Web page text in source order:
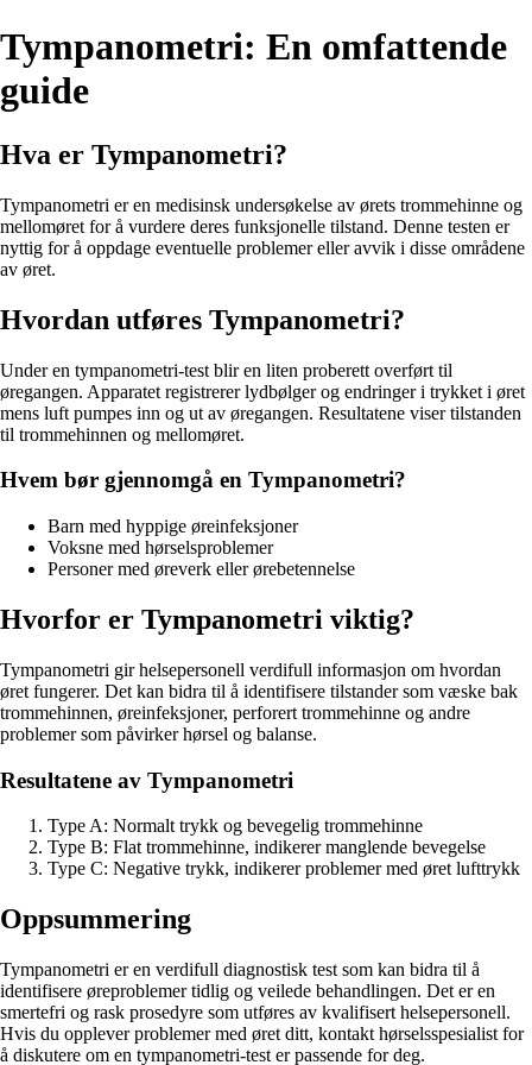
Tympanometri: En omfattende
guide
Hva er Tympanometri?
Tympanometri er en medisinsk undersøkelse av ørets trommehinne og
mellomøret for å vurdere deres funksjonelle tilstand. Denne testen er
nyttig for å oppdage eventuelle problemer eller avvik i disse områdene
av øret.
Hvordan utføres Tympanometri?
Under en tympanometri-test blir en liten proberett overført til
øregangen. Apparatet registrerer lydbølger og endringer i trykket i øret
mens luft pumpes inn og ut av øregangen. Resultatene viser tilstanden
til trommehinnen og mellomøret.
Hvem bør gjennomgå en Tympanometri?
Barn med hyppige øreinfeksjoner
Voksne med hørselsproblemer
Personer med øreverk eller ørebetennelse
Hvorfor er Tympanometri viktig?
Tympanometri gir helsepersonell verdifull informasjon om hvordan
øret fungerer. Det kan bidra til å identifisere tilstander som væske bak
trommehinnen, øreinfeksjoner, perforert trommehinne og andre
problemer som påvirker hørsel og balanse.
Resultatene av Tympanometri
Type A: Normalt trykk og bevegelig trommehinne
Type B: Flat trommehinne, indikerer manglende bevegelse
Type C: Negative trykk, indikerer problemer med øret lufttrykk
Oppsummering
Tympanometri er en verdifull diagnostisk test som kan bidra til å
identifisere øreproblemer tidlig og veilede behandlingen. Det er en
smertefri og rask prosedyre som utføres av kvalifisert helsepersonell.
Hvis du opplever problemer med øret ditt, kontakt hørselsspesialist for
å diskutere om en tympanometri-test er passende for deg.